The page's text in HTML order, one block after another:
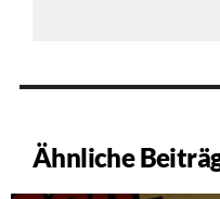
Ähnliche